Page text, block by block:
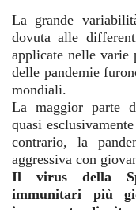
La grande
dovuta alle
applicate nelle
delle pandemie
mondiali.
La maggior parte
quasi
contrario, la
aggressiva con
Il virus della
immunitari più